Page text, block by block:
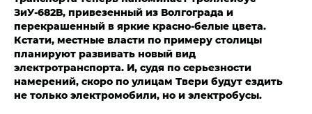
ЗиУ-682В, привезенный из Волгограда и
перекрашенный в яркие красно-белые цвета.
Кстати, местные власти по примеру столицы
планируют развивать новый вид
электротранспорта. И, судя по серьезности
намерений, скоро по улицам Твери будут ездить
не только электромобили, но и электробусы.